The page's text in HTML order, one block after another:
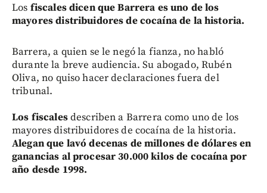
Los fiscales dicen que Barrera es uno de los
mayores distribuidores de cocaína de la historia.
Barrera, a quien se le negó la fianza, no habló
durante la breve audiencia. Su abogado, Rubén
Oliva, no quiso hacer declaraciones fuera del
tribunal.
Los fiscalesdescriben a Barrera como uno de los
mayores distribuidores de cocaína de la historia.
Alegan que lavó decenas de millones de dólares en
ganancias al procesar 30.000 kilos de cocaína por
año desde 1998.